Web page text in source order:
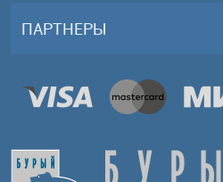
ПАРТНЕРЫ